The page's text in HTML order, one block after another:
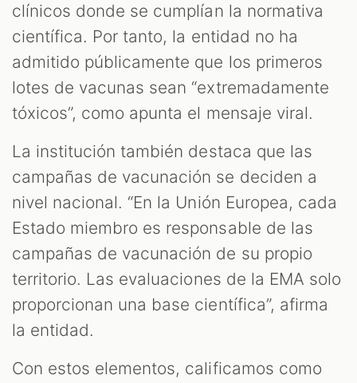
clínicos donde se cumplían la normativa
científica. Por tanto, la entidad no ha
admitido públicamente que los primeros
lotes de vacunas sean “extremadamente
tóxicos”, como apunta el mensaje viral.
La institución también destaca que las
campañas de vacunación se deciden a
nivel nacional. “En la Unión Europea, cada
Estado miembro es responsable de las
campañas de vacunación de su propio
territorio. Las evaluaciones de la EMA solo
proporcionan una base científica”, afirma
la entidad.
Con estos elementos, calificamos como